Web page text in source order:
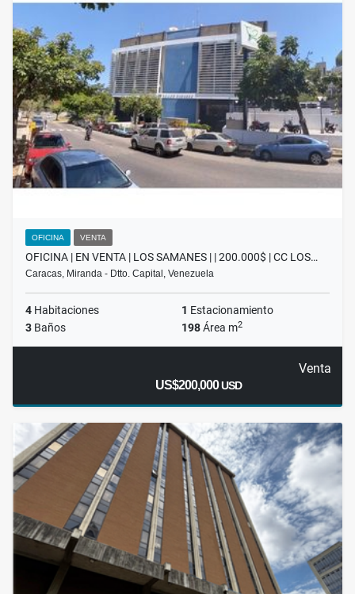
OFICINA VENTA
OFICINA | EN VENTA | LOS SAMANES | | 200.000$ | CC LOS…
Caracas, Miranda - Dtto. Capital, Venezuela
4 Habitaciones 1 Estacionamiento
3 Baños 198Área m2
Venta
US$200,000USD